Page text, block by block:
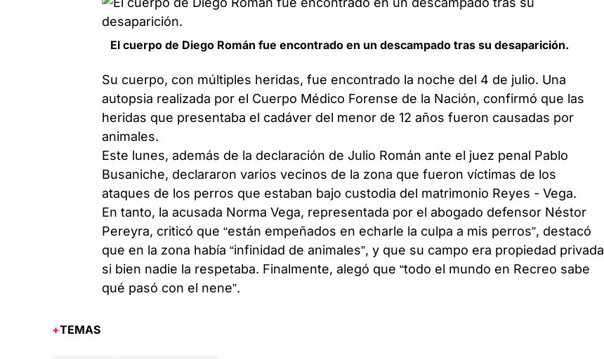
El cuerpo de Diego Román fue encontrado en un descampado tras su desaparición.
Su cuerpo, con múltiples heridas, fue encontrado la noche del 4 de julio. Una
autopsia realizada por el Cuerpo Médico Forense de la Nación, confirmó que las
heridas que presentaba el cadáver del menor de 12 años fueron causadas por
animales.
Este lunes, además de la declaración de Julio Román ante el juez penal Pablo
Busaniche, declararon varios vecinos de la zona que fueron víctimas de los
ataques de los perros que estaban bajo custodia del matrimonio Reyes - Vega.
En tanto, la acusada Norma Vega, representada por el abogado defensor Néstor
Pereyra, criticó que “están empeñados en echarle la culpa a mis perros”, destacó
que en la zona había “infinidad de animales”, y que su campo era propiedad privada
si bien nadie la respetaba. Finalmente, alegó que “todo el mundo en Recreo sabe
qué pasó con el nene”.
TEMAS